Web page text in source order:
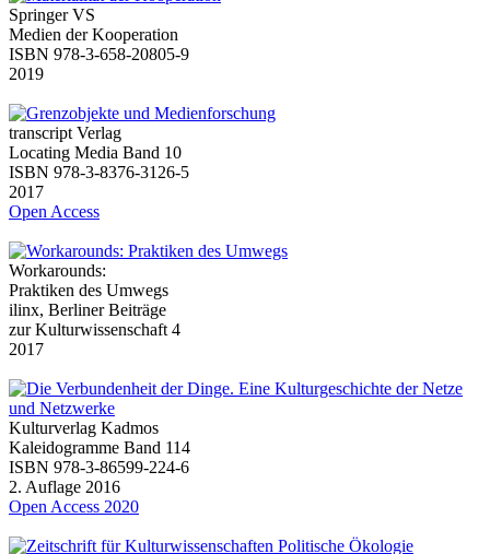
Springer VS
Medien der Kooperation
ISBN 978-3-658-20805-9
2019
transcript Verlag
Locating Media Band 10
ISBN 978-3-8376-3126-5
2017
Open Access
Workarounds:
Praktiken des Umwegs
ilinx, Berliner Beiträge
zur Kulturwissenschaft 4
2017
Kulturverlag Kadmos
Kaleidogramme Band 114
ISBN 978-3-86599-224-6
2. Auflage 2016
Open Access 2020